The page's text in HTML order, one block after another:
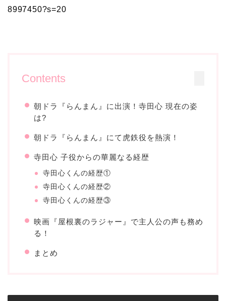
8997450?s=20
Contents
朝ドラ『らんまん』に出演！寺田心 現在の姿
は?
朝ドラ『らんまん』にて虎鉄役を熱演！
寺田心 子役からの華麗なる経歴
寺田心くんの経歴①
寺田心くんの経歴②
寺田心くんの経歴③
映画『屋根裏のラジャー』で主人公の声も務め
る！
まとめ